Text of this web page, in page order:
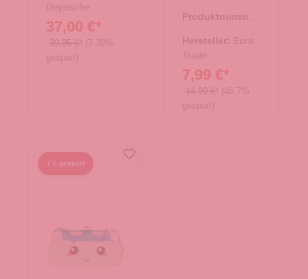
Depesche
37,00 €*
39,95 €* (7.38%
gespart)
Produktnummer:
Hersteller: Euro
Trade
7,99 €*
14,99 €* (46.7%
gespart)
7 € gespart